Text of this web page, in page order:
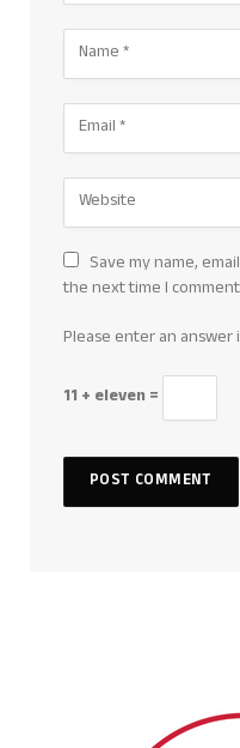
Save my name,
the next time I
Please enter an answer
11 + eleven =